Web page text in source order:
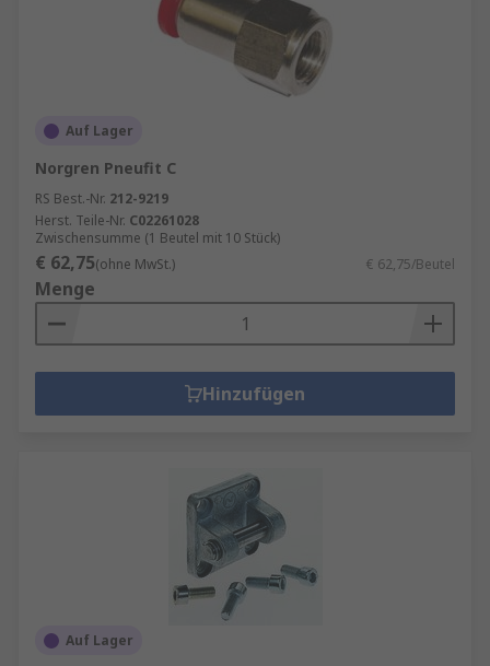
Auf Lager
Norgren Pneufit C
RS Best.-Nr. 212-9219
Herst. Teile-Nr. C02261028
Zwischensumme (1 Beutel mit 10 Stück)
€ 62,75(ohne MwSt.) € 62,75/Beutel
Menge
Hinzufügen
Auf Lager